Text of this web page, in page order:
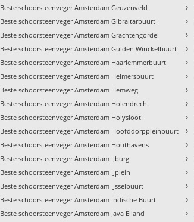
Beste schoorsteenveger Amsterdam Geuzenveld
Beste schoorsteenveger Amsterdam Gibraltarbuurt
Beste schoorsteenveger Amsterdam Grachtengordel
Beste schoorsteenveger Amsterdam Gulden Winckelbuurt
Beste schoorsteenveger Amsterdam Haarlemmerbuurt
Beste schoorsteenveger Amsterdam Helmersbuurt
Beste schoorsteenveger Amsterdam Hemweg
Beste schoorsteenveger Amsterdam Holendrecht
Beste schoorsteenveger Amsterdam Holysloot
Beste schoorsteenveger Amsterdam Hoofddorppleinbuurt
Beste schoorsteenveger Amsterdam Houthavens
Beste schoorsteenveger Amsterdam IJburg
Beste schoorsteenveger Amsterdam IJplein
Beste schoorsteenveger Amsterdam IJsselbuurt
Beste schoorsteenveger Amsterdam Indische Buurt
Beste schoorsteenveger Amsterdam Java Eiland
›
›
›
›
›
›
›
›
›
›
›
›
›
›
›
›